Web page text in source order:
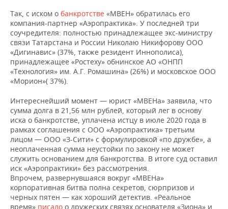
Так, с иском о банкротстве «МВЕН» обратилась его
компания-партнер «Аэропрактика». У последней три
соучредителя: полностью принадлежащее экс-министру
связи Татарстана и России Николаю Никифорову ООО
«Дигинавис» (37%, также резидент Иннополиса),
принадлежащее «Ростеху» обнинское АО «ОНПП
«Технология» им. А.Г. Ромашина» (26%) и московское ООО
«Морион»( 37%).
Интереснейший момент — юрист «МВЕНа» заявила, что
сумма долга в 21,56 млн рублей, который лег в основу
иска о банкротстве, уплачена истцу в июле 2020 года в
рамках соглашения с ООО «Аэропрактика» третьим
лицом — ООО «З-Сити» с формулировкой «по дружбе», а
неоплаченная сумма неустойки по закону не может
служить основанием для банкротства. В итоге суд оставил
иск «Аэропрактики» без рассмотрения.
Впрочем, развернувшаяся вокруг «МВЕНа»
корпоративная битва полна секретов, сюрпризов и
черных пятен — как хороший детектив. «Реальное
время» писало о дружеских связях основателя «Зиона» и